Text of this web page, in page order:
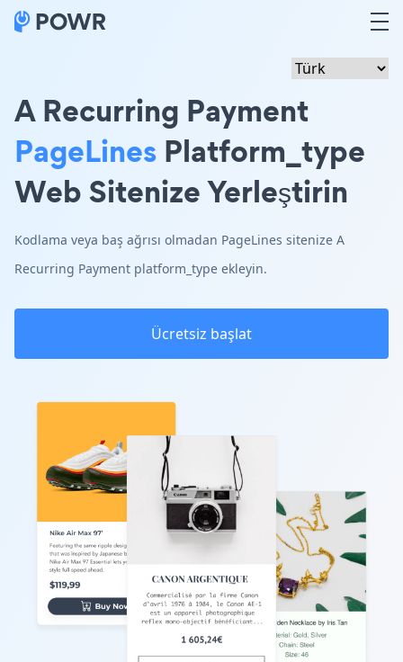
A Recurring Payment
PageLines Platform_type
Web Sitenize Yerleştirin
Kodlama veya baş ağrısı olmadan PageLines sitenize A
Recurring Payment platform_type ekleyin.
Ücretsiz başlat